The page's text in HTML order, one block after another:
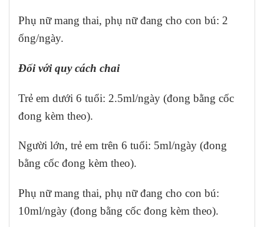
Phụ nữ mang thai, phụ nữ đang cho con bú: 2
ống/ngày.
Đối với quy cách chai
Trẻ em dưới 6 tuổi: 2.5ml/ngày (đong bằng cốc
đong kèm theo).
Người lớn, trẻ em trên 6 tuổi: 5ml/ngày (đong
bằng cốc đong kèm theo).
Phụ nữ mang thai, phụ nữ đang cho con bú:
10ml/ngày (đong bằng cốc đong kèm theo).